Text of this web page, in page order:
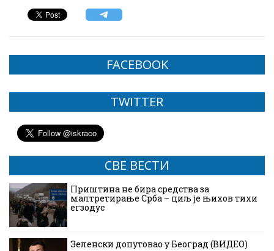
FACEBOOK
TWITTER
СВЕ ВЕСТИ
Приштина не бира средства за
малтретирање Срба – циљ је њихов тихи
егзодус
Зеленски допутовао у Београд (ВИДЕО)